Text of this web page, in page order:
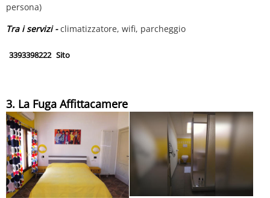
persona)
Tra i servizi -climatizzatore, wifi, parcheggio
3393398222 Sito
3. La Fuga Affittacamere